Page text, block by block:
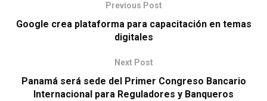
Previous Post
Google crea plataforma para capacitación en temas
digitales
Next Post
Panamá será sede del Primer Congreso Bancario
Internacional para Reguladores y Banqueros